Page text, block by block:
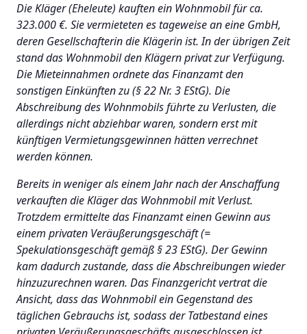
Die Kläger (Eheleute) kauften ein Wohnmobil für ca.
323.000 €. Sie vermieteten es tageweise an eine GmbH,
deren Gesellschafterin die Klägerin ist. In der übrigen Zeit
stand das Wohnmobil den Klägern privat zur Verfügung.
Die Mieteinnahmen ordnete das Finanzamt den
sonstigen Einkünften zu (§ 22 Nr. 3 EStG). Die
Abschreibung des Wohnmobils führte zu Verlusten, die
allerdings nicht abziehbar waren, sondern erst mit
künftigen Vermietungsgewinnen hätten verrechnet
werden können.
Bereits in weniger als einem Jahr nach der Anschaffung
verkauften die Kläger das Wohnmobil mit Verlust.
Trotzdem ermittelte das Finanzamt einen Gewinn aus
einem privaten Veräußerungsgeschäft (=
Spekulationsgeschäft gemäß § 23 EStG). Der Gewinn
kam dadurch zustande, dass die Abschreibungen wieder
hinzuzurechnen waren. Das Finanzgericht vertrat die
Ansicht, dass das Wohnmobil ein Gegenstand des
täglichen Gebrauchs ist, sodass der Tatbestand eines